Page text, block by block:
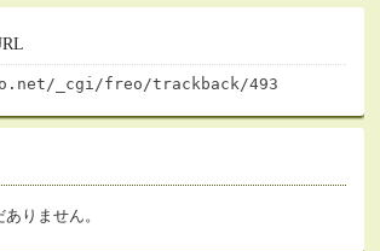
_cgi/freo/trackback/493
りません。